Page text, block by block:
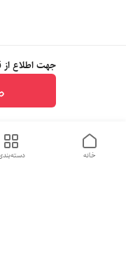
جهت اطلاع
خانه